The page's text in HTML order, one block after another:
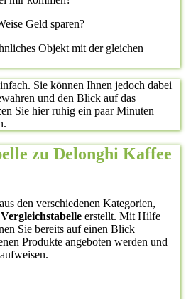
Geld sparen?
Objekt mit der gleichen
Sie können Ihnen jedoch dabei
und den Blick auf das
Sie hier ruhig ein paar Minuten
zu Delonghi Kaffee
den verschiedenen Kategorien,
erstellt. Mit Hilfe
Sie bereits auf einen Blick
Produkte angeboten werden und